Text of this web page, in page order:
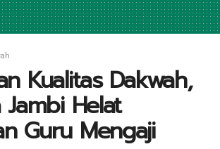
Kualitas Dakwah,
Jambi Helat
Guru Mengaji